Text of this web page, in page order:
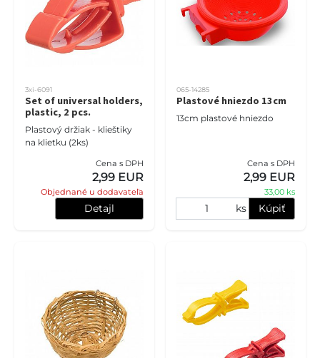
3xi-6091
Set of universal holders,
plastic, 2 pcs.
Plastový držiak - klieštiky
na klietku (2ks)
Cena s DPH
2,99 EUR
Objednané u dodavateľa
Detajl
065-14285
Plastové hniezdo 13cm
13cm plastové hniezdo
Cena s DPH
2,99 EUR
33,00 ks
ks Kúpiť